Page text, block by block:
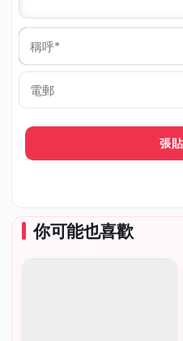
稱
*
郵
你可能也喜歡